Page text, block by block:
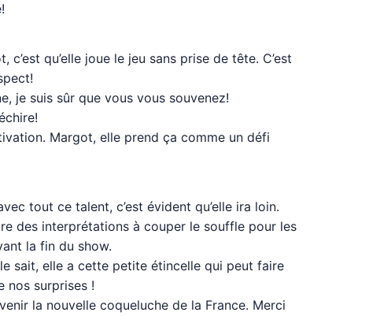
qu’elle joue le jeu sans prise de tête. C’est
je suis sûr que vous vous souvenez!
Margot, elle prend ça comme un défi
tout ce talent, c’est évident qu’elle ira loin.
des interprétations à couper le souffle pour les
la fin du show.
sait, elle a cette petite étincelle qui peut faire
nos surprises !
la nouvelle coqueluche de la France. Merci